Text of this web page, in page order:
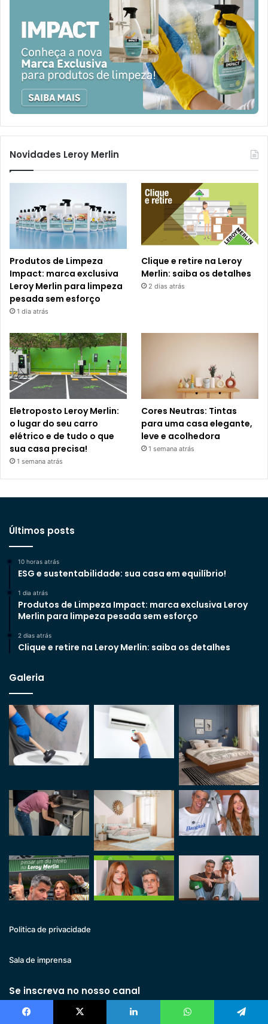
Novidades Leroy Merlin
Produtos de Limpeza
Impact: marca exclusiva
Leroy Merlin para limpeza
pesada sem esforço
1 dia atrás
Clique e retire na Leroy
Merlin: saiba os detalhes
2 dias atrás
Eletroposto Leroy Merlin:
o lugar do seu carro
elétrico e de tudo o que
sua casa precisa!
1 semana atrás
Cores Neutras: Tintas
para uma casa elegante,
leve e acolhedora
1 semana atrás
Últimos posts
10 horas atrás
ESG e sustentabilidade: sua casa em equilíbrio!
1 dia atrás
Produtos de Limpeza Impact: marca exclusiva Leroy
Merlin para limpeza pesada sem esforço
2 dias atrás
Clique e retire na Leroy Merlin: saiba os detalhes
Galeria
Politica de privacidade
Sala de imprensa
Se inscreva no nosso canal